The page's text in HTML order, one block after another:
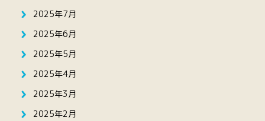
2025年7月
2025年6月
2025年5月
2025年4月
2025年3月
2025年2月